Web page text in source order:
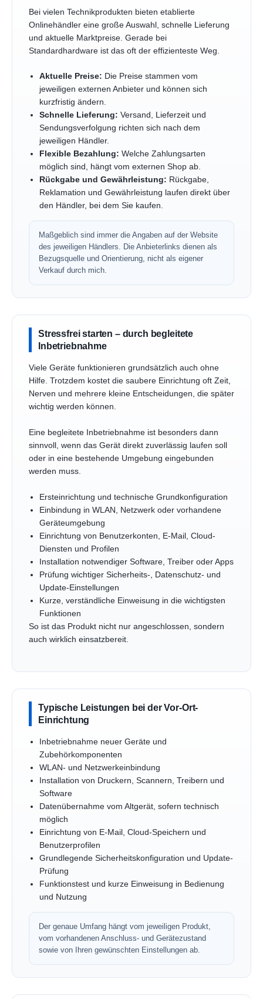
Bei vielen Technikprodukten bieten etablierte
Onlinehändler eine große Auswahl, schnelle Lieferung
und aktuelle Marktpreise. Gerade bei
Standardhardware ist das oft der effizienteste Weg.
Aktuelle Preise: Die Preise stammen vom
jeweiligen externen Anbieter und können sich
kurzfristig ändern.
Schnelle Lieferung: Versand, Lieferzeit und
Sendungsverfolgung richten sich nach dem
jeweiligen Händler.
Flexible Bezahlung: Welche Zahlungsarten
möglich sind, hängt vom externen Shop ab.
Rückgabe und Gewährleistung: Rückgabe,
Reklamation und Gewährleistung laufen direkt über
den Händler, bei dem Sie kaufen.
Maßgeblich sind immer die Angaben auf der Website
des jeweiligen Händlers. Die Anbieterlinks dienen als
Bezugsquelle und Orientierung, nicht als eigener
Verkauf durch mich.
Stressfrei starten – durch begleitete
Inbetriebnahme
Viele Geräte funktionieren grundsätzlich auch ohne
Hilfe. Trotzdem kostet die saubere Einrichtung oft Zeit,
Nerven und mehrere kleine Entscheidungen, die später
wichtig werden können.
Eine begleitete Inbetriebnahme ist besonders dann
sinnvoll, wenn das Gerät direkt zuverlässig laufen soll
oder in eine bestehende Umgebung eingebunden
werden muss.
Ersteinrichtung und technische Grundkonfiguration
Einbindung in WLAN, Netzwerk oder vorhandene
Geräteumgebung
Einrichtung von Benutzerkonten, E-Mail, Cloud-
Diensten und Profilen
Installation notwendiger Software, Treiber oder Apps
Prüfung wichtiger Sicherheits-, Datenschutz- und
Update-Einstellungen
Kurze, verständliche Einweisung in die wichtigsten
Funktionen
So ist das Produkt nicht nur angeschlossen, sondern
auch wirklich einsatzbereit.
Typische Leistungen bei der Vor-Ort-
Einrichtung
Inbetriebnahme neuer Geräte und
Zubehörkomponenten
WLAN- und Netzwerkeinbindung
Installation von Druckern, Scannern, Treibern und
Software
Datenübernahme vom Altgerät, sofern technisch
möglich
Einrichtung von E-Mail, Cloud-Speichern und
Benutzerprofilen
Grundlegende Sicherheitskonfiguration und Update-
Prüfung
Funktionstest und kurze Einweisung in Bedienung
und Nutzung
Der genaue Umfang hängt vom jeweiligen Produkt,
vom vorhandenen Anschluss- und Gerätezustand
sowie von Ihren gewünschten Einstellungen ab.